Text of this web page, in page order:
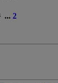
... 2